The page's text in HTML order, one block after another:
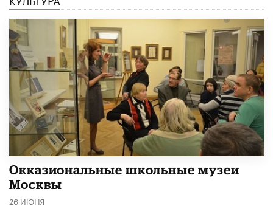
​Окказиональные школьные музеи
Москвы
26 ИЮНЯ